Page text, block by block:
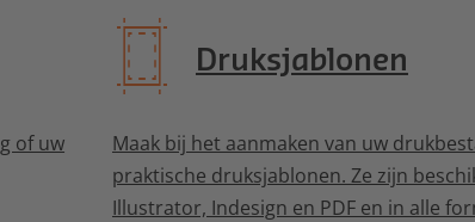
of uw
Druksjablonen
Maak bij het aanmaken van uw
praktische druksjablonen. Ze zijn
Illustrator, Indesign en PDF en in alle